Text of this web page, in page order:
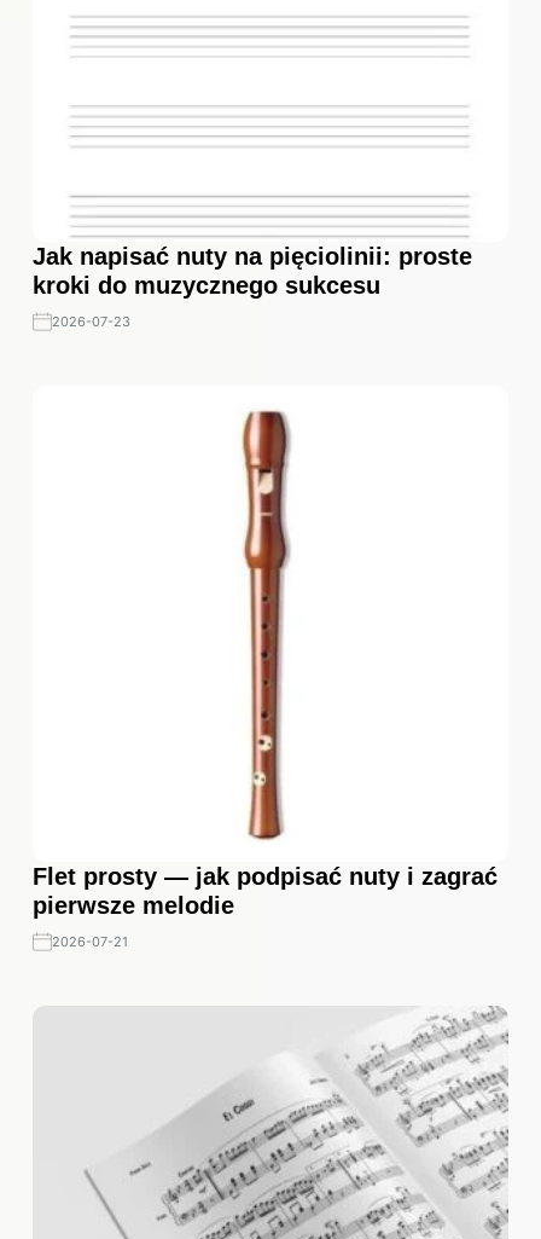
Jak napisać nuty na pięciolinii: proste
kroki do muzycznego sukcesu
2026-07-23
Flet prosty — jak podpisać nuty i zagrać
pierwsze melodie
2026-07-21